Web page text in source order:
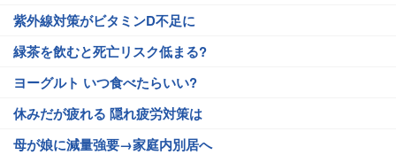
紫外線対策がビタミンD不足に
緑茶を飲むと死亡リスク低まる?
ヨーグルト いつ食べたらいい?
休みだが疲れる 隠れ疲労対策は
母が娘に減量強要→家庭内別居へ